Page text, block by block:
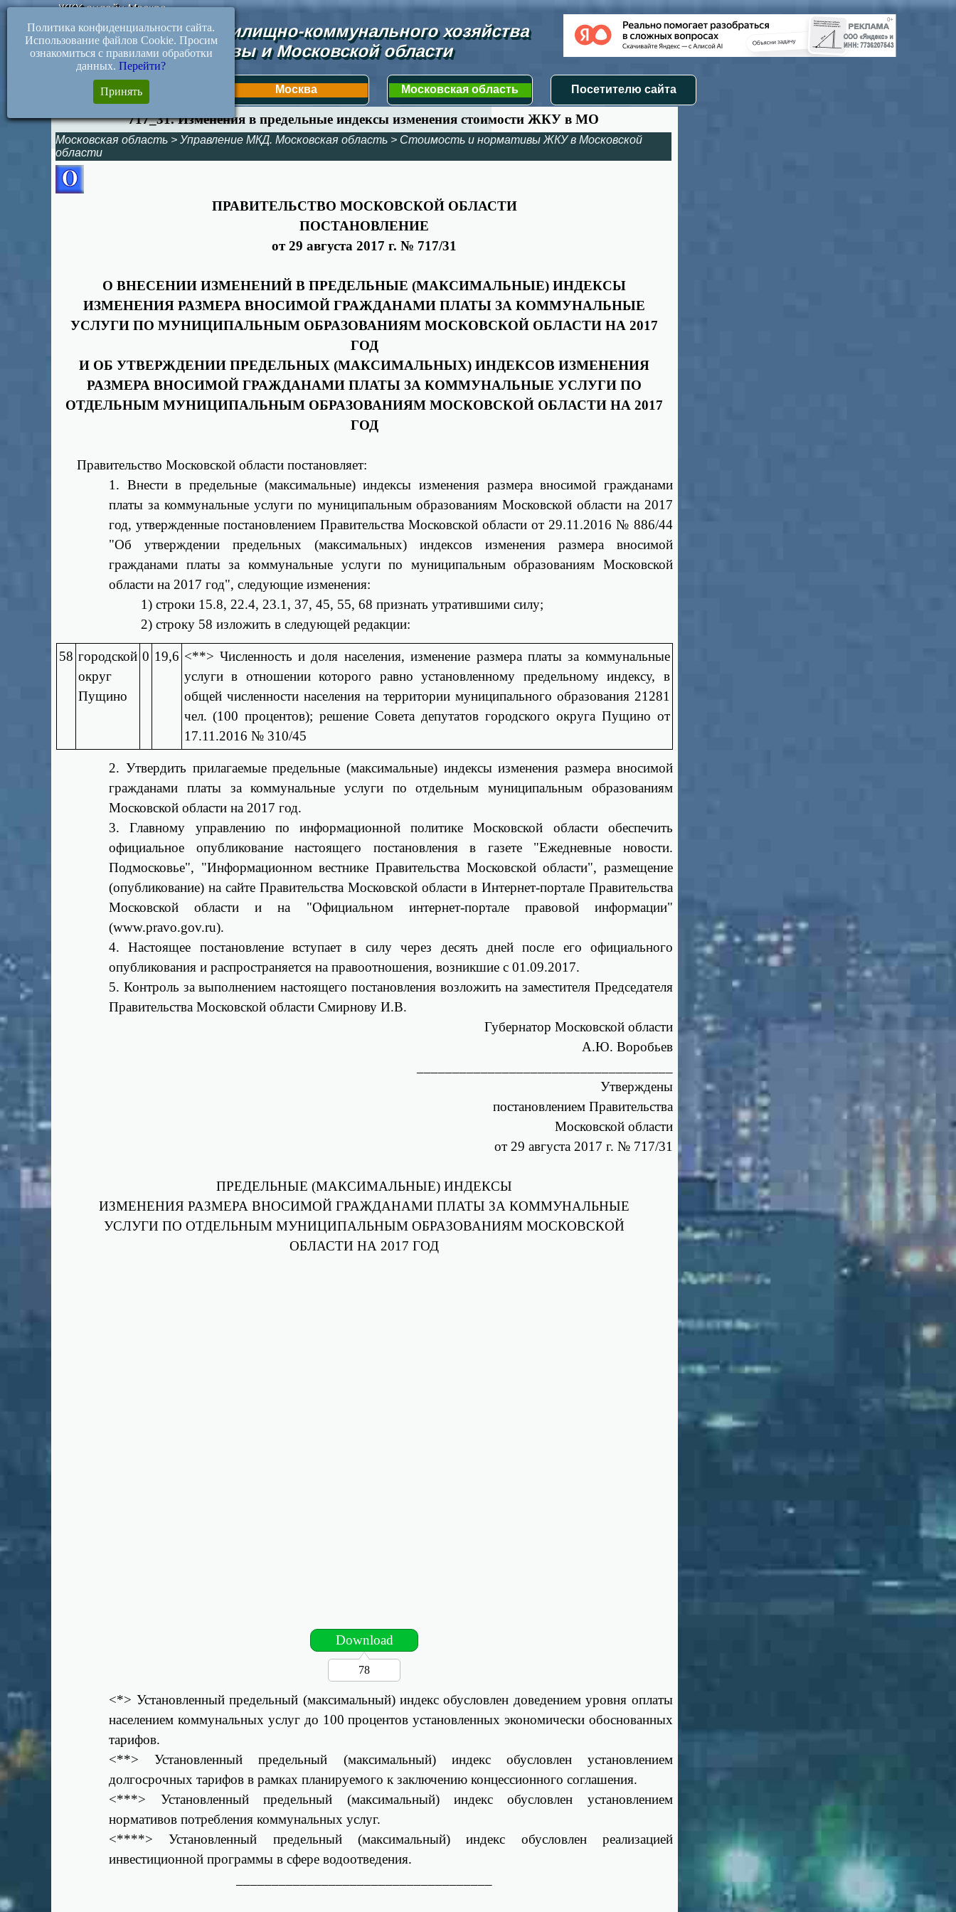
Первая Москва Московская область Посетителю сайта
Документы жилищно-коммунального хозяйства
Москвы и Московской области
ЖКХ-онлайн.Москва
717_31. Изменения в предельные индексы изменения стоимости ЖКУ в МО
Московская область >Управление МКД. Московская область > Стоимость и нормативы ЖКУ в Московской
области
ПРАВИТЕЛЬСТВО МОСКОВСКОЙ ОБЛАСТИ
ПОСТАНОВЛЕНИЕ
от 29 августа 2017 г. № 717/31
О ВНЕСЕНИИ ИЗМЕНЕНИЙ В ПРЕДЕЛЬНЫЕ (МАКСИМАЛЬНЫЕ) ИНДЕКСЫ
ИЗМЕНЕНИЯ РАЗМЕРА ВНОСИМОЙ ГРАЖДАНАМИ ПЛАТЫ ЗА КОММУНАЛЬНЫЕ
УСЛУГИ ПО МУНИЦИПАЛЬНЫМ ОБРАЗОВАНИЯМ МОСКОВСКОЙ ОБЛАСТИ НА 2017
ГОД
И ОБ УТВЕРЖДЕНИИ ПРЕДЕЛЬНЫХ (МАКСИМАЛЬНЫХ) ИНДЕКСОВ ИЗМЕНЕНИЯ
РАЗМЕРА ВНОСИМОЙ ГРАЖДАНАМИ ПЛАТЫ ЗА КОММУНАЛЬНЫЕ УСЛУГИ ПО
ОТДЕЛЬНЫМ МУНИЦИПАЛЬНЫМ ОБРАЗОВАНИЯМ МОСКОВСКОЙ ОБЛАСТИ НА 2017
ГОД
Правительство Московской области постановляет:
1. Внести в предельные (максимальные) индексы изменения размера вносимой гражданами
платы за коммунальные услуги по муниципальным образованиям Московской области на 2017
год, утвержденные постановлением Правительства Московской области от 29.11.2016 № 886/44
"Об утверждении предельных (максимальных) индексов изменения размера вносимой
гражданами платы за коммунальные услуги по муниципальным образованиям Московской
области на 2017 год", следующие изменения:
1) строки 15.8, 22.4, 23.1, 37, 45, 55, 68 признать утратившими силу;
2) строку 58 изложить в следующей редакции:
58 городской
округ
Пущино
0 19,6 <**> Численность и доля населения, изменение размера платы за коммунальные
услуги в отношении которого равно установленному предельному индексу, в
общей численности населения на территории муниципального образования 21281
чел. (100 процентов); решение Совета депутатов городского округа Пущино от
17.11.2016 № 310/45
2. Утвердить прилагаемые предельные (максимальные) индексы изменения размера вносимой
гражданами платы за коммунальные услуги по отдельным муниципальным образованиям
Московской области на 2017 год.
3. Главному управлению по информационной политике Московской области обеспечить
официальное опубликование настоящего постановления в газете "Ежедневные новости.
Подмосковье", "Информационном вестнике Правительства Московской области", размещение
(опубликование) на сайте Правительства Московской области в Интернет-портале Правительства
Московской области и на "Официальном интернет-портале правовой информации"
(www.pravo.gov.ru).
4. Настоящее постановление вступает в силу через десять дней после его официального
опубликования и распространяется на правоотношения, возникшие с 01.09.2017.
5. Контроль за выполнением настоящего постановления возложить на заместителя Председателя
Правительства Московской области Смирнову И.В.
Губернатор Московской области
А.Ю. Воробьев
Утверждены
постановлением Правительства
Московской области
от 29 августа 2017 г. № 717/31
ПРЕДЕЛЬНЫЕ (МАКСИМАЛЬНЫЕ) ИНДЕКСЫ
ИЗМЕНЕНИЯ РАЗМЕРА ВНОСИМОЙ ГРАЖДАНАМИ ПЛАТЫ ЗА КОММУНАЛЬНЫЕ
УСЛУГИ ПО ОТДЕЛЬНЫМ МУНИЦИПАЛЬНЫМ ОБРАЗОВАНИЯМ МОСКОВСКОЙ
ОБЛАСТИ НА 2017 ГОД
Download
78
<*> Установленный предельный (максимальный) индекс обусловлен доведением уровня оплаты
населением коммунальных услуг до 100 процентов установленных экономически обоснованных
тарифов.
<**> Установленный предельный (максимальный) индекс обусловлен установлением
долгосрочных тарифов в рамках планируемого к заключению концессионного соглашения.
<***> Установленный предельный (максимальный) индекс обусловлен установлением
нормативов потребления коммунальных услуг.
<****> Установленный предельный (максимальный) индекс обусловлен реализацией
инвестиционной программы в сфере водоотведения.
Политика конфиденциальности сайта.
Использование файлов Cookie. Просим
ознакомиться с правилами обработки
данных. Перейти?
Принять